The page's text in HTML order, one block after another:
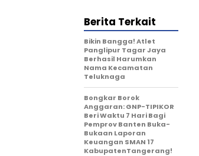
Berita Terkait
Bikin Bangga! Atlet
Panglipur Tagar Jaya
Berhasil Harumkan
Nama Kecamatan
Teluknaga
Bongkar Borok
Anggaran: GNP-TIPIKOR
Beri Waktu 7 Hari Bagi
Pemprov Banten Buka-
Bukaan Laporan
Keuangan SMAN 17
KabupatenTangerang!